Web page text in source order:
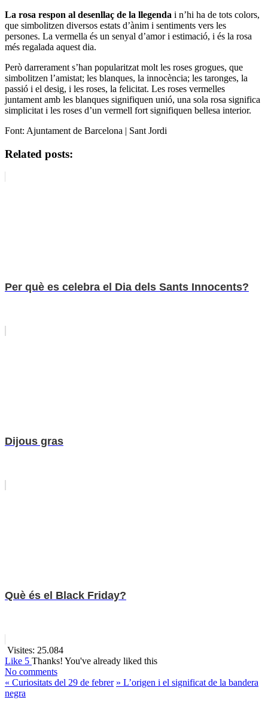
La rosa respon al desenllaç de la llegenda i n’hi ha de tots colors,
que simbolitzen diversos estats d’ànim i sentiments vers les
persones. La vermella és un senyal d’amor i estimació, i és la rosa
més regalada aquest dia.
Però darrerament s’han popularitzat molt les roses grogues, que
simbolitzen l’amistat; les blanques, la innocència; les taronges, la
passió i el desig, i les roses, la felicitat. Les roses vermelles
juntament amb les blanques signifiquen unió, una sola rosa significa
simplicitat i les roses d’un vermell fort signifiquen bellesa interior.
Font: Ajuntament de Barcelona | Sant Jordi
Related posts:
Per què es celebra el Dia dels Sants Innocents?
Dijous gras
Què és el Black Friday?
Visites: 25.084
Like 5 Thanks! You've already liked this
No comments
« Curiositats del 29 de febrer » L’origen i el significat de la bandera
negra